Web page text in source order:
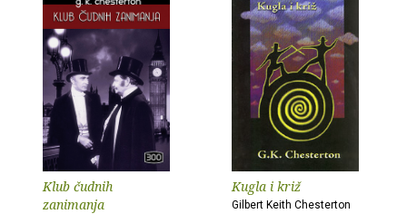
Klub čudnih
zanimanja
Kugla i križ
Gilbert Keith Chesterton